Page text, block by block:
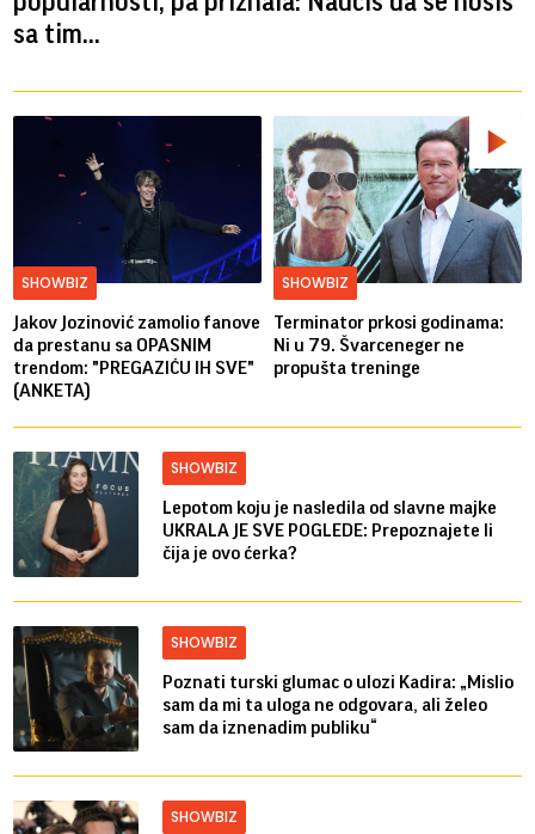
sa tim...
SHOWBIZ
Jakov Jozinović zamolio fanove
da prestanu sa OPASNIM
trendom: "PREGAZIĆU IH SVE"
(ANKETA)
SHOWBIZ
Terminator prkosi godinama:
Ni u 79. Švarceneger ne
propušta treninge
SHOWBIZ
Lepotom koju je nasledila od slavne majke
UKRALA JE SVE POGLEDE: Prepoznajete li
čija je ovo ćerka?
SHOWBIZ
Poznati turski glumac o ulozi Kadira: „Mislio
sam da mi ta uloga ne odgovara, ali želeo
sam da iznenadim publiku“
SHOWBIZ